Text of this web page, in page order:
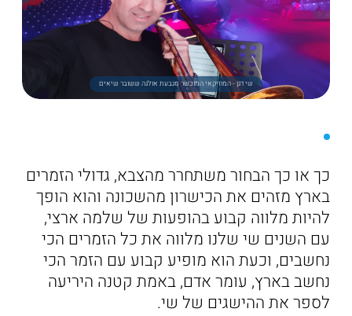
שי דגן - המוזיקאי המוכשר מגבעת אולגה ששובר שיאים
כך או כך הבחור משתחרר מהצבא, גדולי הזמרים
בארץ מזהים את הכישרון מהשכונה והוא הופך
להיות מלווה קבוע בהופעות של שלמה ארצי,
עם השנים שי שלנו מלווה את כל הזמרים הכי
נחשבים, וכעת הוא מופיע קבוע עם הזמר הכי
נחשב בארץ, עומר אדם, באמת קטנה היריעה
לספר את ההישגים של שי.